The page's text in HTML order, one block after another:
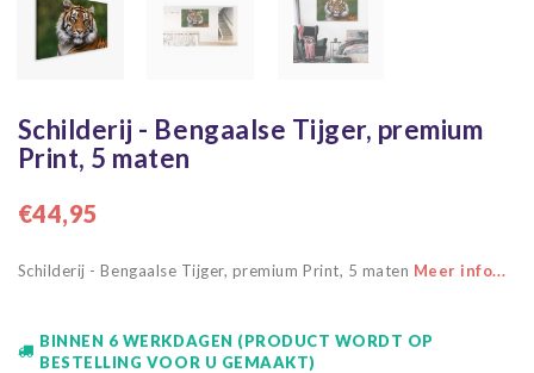
Schilderij - Bengaalse Tijger, premium
Print, 5 maten
€44,95
Schilderij - Bengaalse Tijger, premium Print, 5 maten Meer info...
BINNEN 6 WERKDAGEN (PRODUCT WORDT OP
BESTELLING VOOR U GEMAAKT)